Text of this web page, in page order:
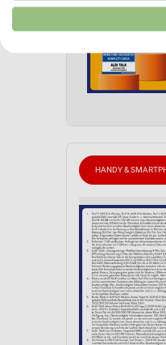
HANDY &
Erstellung von Profilen
Erstellung von Profilen
Messung der Performance
Analyse von Zielgruppen
Entwicklung und
Verwendung reduzierter
IAB-Besonderheiten: